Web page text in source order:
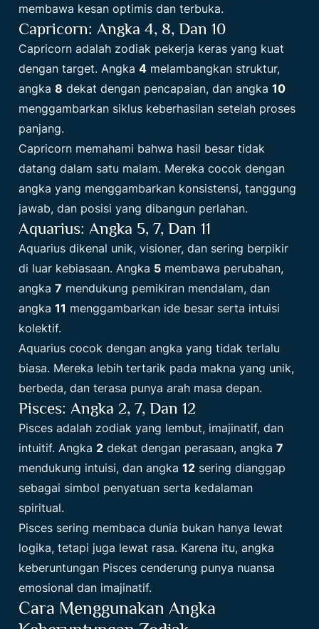
membawa kesan optimis dan terbuka.
Capricorn: Angka 4, 8, Dan 10
Capricorn adalah zodiak pekerja keras yang kuat
dengan target. Angka4 melambangkan struktur,
angka8 dekat dengan pencapaian, dan angka10
menggambarkan siklus keberhasilan setelah proses
panjang.
Capricorn memahami bahwa hasil besar tidak
datang dalam satu malam. Mereka cocok dengan
angka yang menggambarkan konsistensi, tanggung
jawab, dan posisi yang dibangun perlahan.
Aquarius: Angka 5, 7, Dan 11
Aquarius dikenal unik, visioner, dan sering berpikir
di luar kebiasaan. Angka 5 membawa perubahan,
angka7 mendukung pemikiran mendalam, dan
angka11 menggambarkan ide besar serta intuisi
kolektif.
Aquarius cocok dengan angka yang tidak terlalu
biasa. Mereka lebih tertarik pada makna yang unik,
berbeda, dan terasa punya arah masa depan.
Pisces: Angka 2, 7, Dan 12
Pisces adalah zodiak yang lembut, imajinatif, dan
intuitif. Angka2 dekat dengan perasaan, angka7
mendukung intuisi, dan angka12 sering dianggap
sebagai simbol penyatuan serta kedalaman
spiritual.
Pisces sering membaca dunia bukan hanya lewat
logika, tetapi juga lewat rasa. Karena itu, angka
keberuntungan Pisces cenderung punya nuansa
emosional dan imajinatif.
Cara Menggunakan Angka